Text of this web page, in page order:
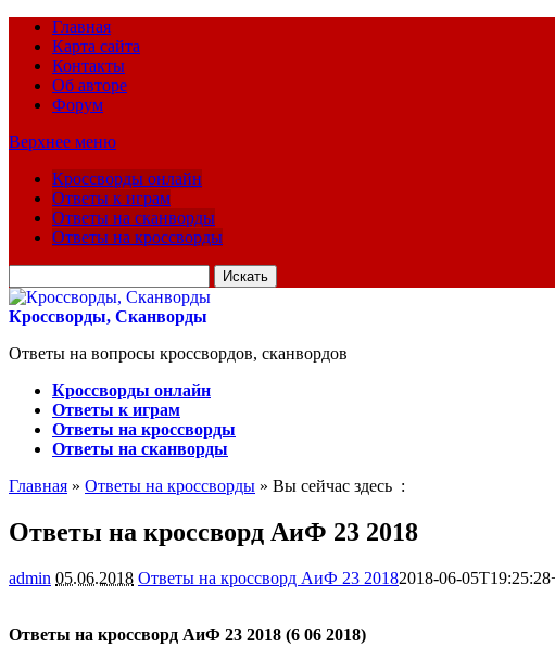
Главная
Карта сайта
Контакты
Об авторе
Форум
Верхнее меню
Кроссворды онлайн
Ответы к играм
Ответы на сканворды
Ответы на кроссворды
для:
Кроссворды, Сканворды
Ответы на вопросы кроссвордов, сканвордов
Кроссворды онлайн
Ответы к играм
Ответы на кроссворды
Ответы на сканворды
Главная » Ответы на кроссворды » Вы сейчас здесь :
Ответы на кроссворд АиФ 23 2018
admin 05.06.2018 Ответы на кроссворд АиФ 23 20182018-06-
Ответы на кроссворд АиФ 23 2018 (6 06 2018)